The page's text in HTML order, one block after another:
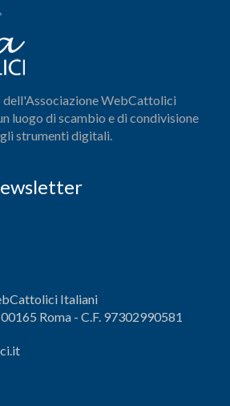
dell'Associazione WebCattolici
luogo di scambio e di condivisione
strumenti digitali.
Italiani
Roma - C.F. 97302990581